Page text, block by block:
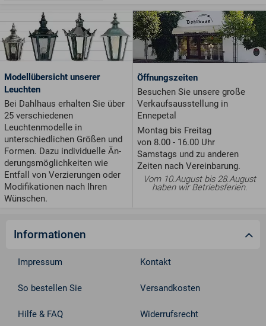
Modellübersicht unserer
Leuchten
Bei Dahlhaus erhalten Sie über
25 verschiedenen
Leuchtenmodelle in
unterschiedlichen Größen und
For­men. Dazu individuelle Än­
de­rungs­möglichkeiten wie
Entfall von Ver­zie­run­gen oder
Modifikationen nach Ihren
Wünschen.
Öffnungszeiten
Besuchen Sie unsere große
Verkaufsausstellung in
Ennepetal
Montag bis Freitag
von 8.00 - 16.00 Uhr
Samstags und zu anderen
Zeiten nach Vereinbarung.
Vom 10.August bis 28.August
haben wir Betriebsferien.
Informationen
Impressum Kontakt
So bestellen Sie Versandkosten
Hilfe & FAQ Widerrufsrecht